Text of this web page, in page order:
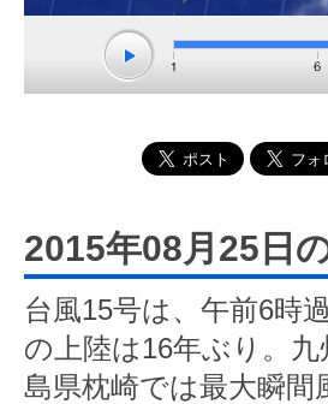
2015年08月25日
台風15号は、午前6時
の上陸は16年ぶり。
島県枕崎では最大瞬間